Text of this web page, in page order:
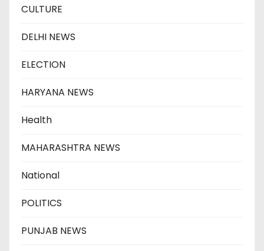
CULTURE
DELHI NEWS
ELECTION
HARYANA NEWS
Health
MAHARASHTRA NEWS
National
POLITICS
PUNJAB NEWS